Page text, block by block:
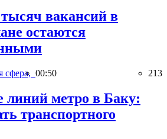
вакансий в
остаются
сфера, 00:50 213
линий метро в Баку:
транспортного